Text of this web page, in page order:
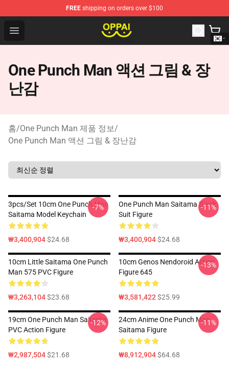
FREE shipping on orders over $100
Open menu
Oppai Store - Official Oppai Merchandise Shop
One Punch Man 액션 그림 & 장
난감
홈/One Punch Man 제품 정보/
One Punch Man 액션 그림 & 장난감
3pcs/set 10cm One Punch Man
Saitama Model Keychain
₩3,400,904$24.68
-7%
One Punch Man Saitama Black
Suit Figure
₩3,400,904$24.68
-11%
10cm Little Saitama One Punch
Man 575 PVC Figure
₩3,263,104$23.68
10cm Genos Nendoroid Action
Figure 645
₩3,581,422$25.99
-13%
19cm One Punch Man Saitama
PVC Action Figure
₩2,987,504$21.68
-12%
24cm Anime One Punch Man
Saitama Figure
₩8,912,904$64.68
-11%